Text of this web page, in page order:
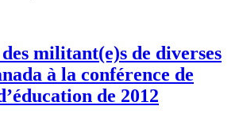
militant(e)s de diverses
à la conférence de
de 2012